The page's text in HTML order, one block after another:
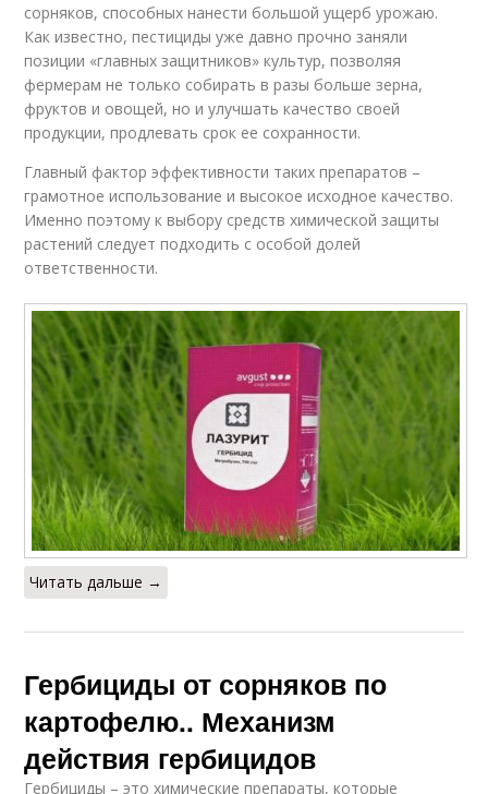
сорняков, способных нанести большой ущерб урожаю.
Как известно, пестициды уже давно прочно заняли
позиции «главных защитников» культур, позволяя
фермерам не только собирать в разы больше зерна,
фруктов и овощей, но и улучшать качество своей
продукции, продлевать срок ее сохранности.
Главный фактор эффективности таких препаратов –
грамотное использование и высокое исходное качество.
Именно поэтому к выбору средств химической защиты
растений следует подходить с особой долей
ответственности.
Читать дальше →
Гербициды от сорняков по
картофелю.. Механизм
действия гербицидов
Гербициды – это химические препараты, которые